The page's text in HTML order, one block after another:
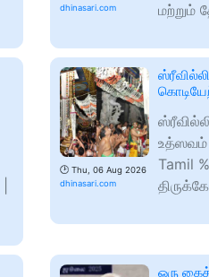
dhinasari.com
மற்றும்
🕑 Thu, 06 Aug 2026
dhinasari.com
உத்ஸவம்
Tamil
ஒரு